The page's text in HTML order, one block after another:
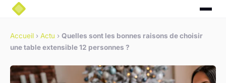
Accueil › Actu › Quelles sont les bonnes raisons de choisir
une table extensible 12 personnes ?